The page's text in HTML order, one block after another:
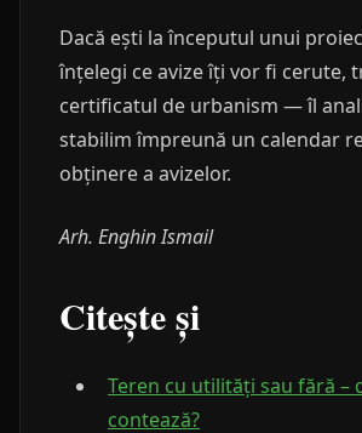
Dacă ești la începutul unui
înțelegi ce avize îți vor fi cerute,
certificatul de urbanism — îl
stabilim împreună un calendar
obținere a avizelor.
Arh. Enghin Ismail
Citește și
Teren cu utilități sau fără –
contează?